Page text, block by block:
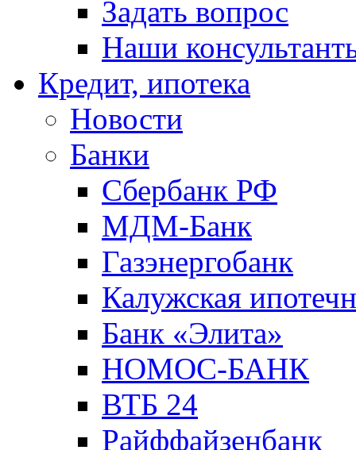
Задать вопрос
Наши
Кредит, ипотека
Новости
Банки
Сбербанк РФ
МДМ-Банк
Газэнергобанк
Калужская
Банк «Элита»
НОМОС-БАНК
ВТБ 24
Райффайзенбанк